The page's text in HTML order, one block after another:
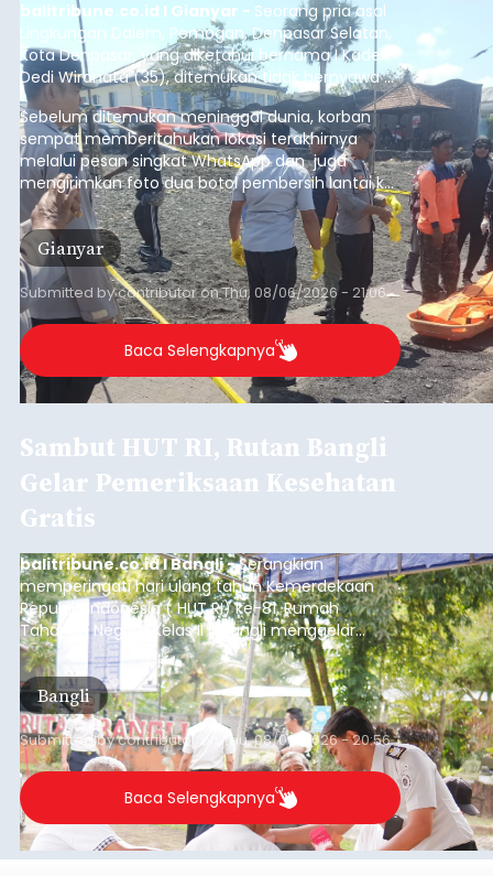
balitribune.co.id I Gianyar - Seorang pria asal
Lingkungan Dalem, Pemogan, Denpasar Selatan,
Kota Denpasar, yang diketahui bernama I Kadek
Dedi Wiranata (35), ditemukan tidak bernyawa di
pesisir Pantai Purnama, Sukawati.
Sebelum ditemukan meninggal dunia, korban
sempat memberitahukan lokasi terakhirnya
melalui pesan singkat WhatsApp dan juga
mengirimkan foto dua botol pembersih lantai ke
istrinya.
Gianyar
Submitted bycontributoronThu, 08/06/2026 - 21:06
Baca Selengkapnya
Sambut HUT RI, Rutan Bangli
Gelar Pemeriksaan Kesehatan
Gratis
balitribune.co.id I Bangli -Serangkian
memperingati hari ulang tahun Kemerdekaan
Republik Indonesia ( HUT RI) ke-81, Rumah
Tahanan Negara Kelas II B Bangli menggelar
kegiatan pemeriksaan kesehatan gratis, Rabu
(6/8/2026).
Bangli
Submitted bycontributor Thu, 08/06/2026 - 20:56
Baca Selengkapnya